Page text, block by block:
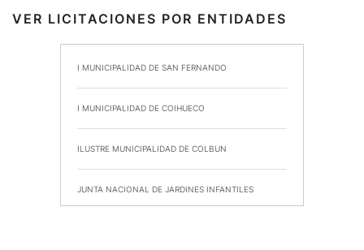
VER LICITACIONES POR ENTIDADES
I MUNICIPALIDAD DE SAN FERNANDO
I MUNICIPALIDAD DE COIHUECO
ILUSTRE MUNICIPALIDAD DE COLBUN
JUNTA NACIONAL DE JARDINES INFANTILES